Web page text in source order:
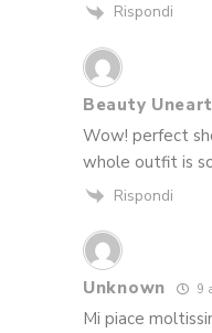
Rispondi
Beauty
Wow! perfect
whole outfit is
Rispondi
Unknown 9
Mi piace